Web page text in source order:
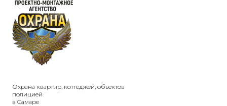
Охрана квартир, коттеджей, объектов
полицией
в Cамаре